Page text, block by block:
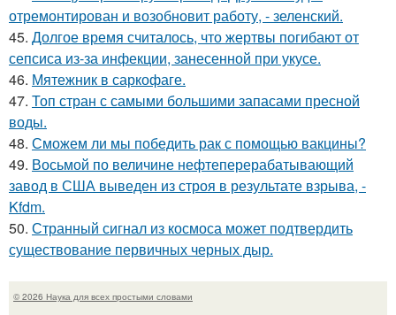
отремонтирован и возобновит работу, - зеленский.
45. Долгое время считалось, что жертвы погибают от
сепсиса из-за инфекции, занесенной при укусе.
46. Мятежник в саркофаге.
47. Топ стран с самыми большими запасами пресной
воды.
48. Сможем ли мы победить рак с помощью вакцины?
49. Восьмой по величине нефтеперерабатывающий
завод в США выведен из строя в результате взрыва, -
Kfdm.
50. Странный сигнал из космоса может подтвердить
существование первичных черных дыр.
© 2026 Наука для всех простыми словами